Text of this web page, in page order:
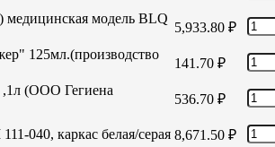
медицинская модель BLQ
5,933.80 ₽
125мл.(производство
141.70 ₽
,1л (ООО Гегиена
536.70 ₽
040, каркас белая/серая 8,671.50 ₽